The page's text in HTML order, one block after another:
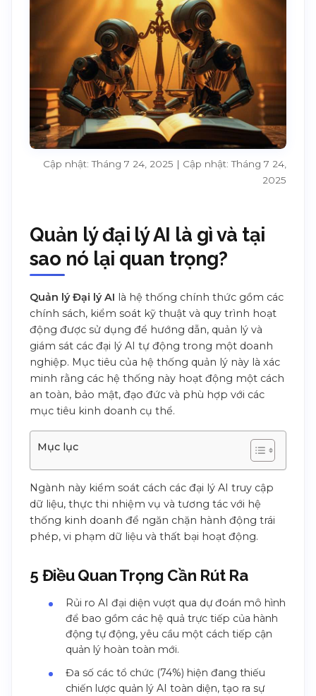
Cập nhật: Tháng 7 24, 2025 | Cập nhật: Tháng 7 24,
2025
Quản lý đại lý AI là gì và tại
sao nó lại quan trọng?
Quản lý Đại lý AI là hệ thống chính thức gồm các
chính sách, kiểm soát kỹ thuật và quy trình hoạt
động được sử dụng để hướng dẫn, quản lý và
giám sát các đại lý AI tự động trong một doanh
nghiệp. Mục tiêu của hệ thống quản lý này là xác
minh rằng các hệ thống này hoạt động một cách
an toàn, bảo mật, đạo đức và phù hợp với các
mục tiêu kinh doanh cụ thể.
Mục lục
Ngành này kiểm soát cách các đại lý AI truy cập
dữ liệu, thực thi nhiệm vụ và tương tác với hệ
thống kinh doanh để ngăn chặn hành động trái
phép, vi phạm dữ liệu và thất bại hoạt động.
5 Điều Quan Trọng Cần Rút Ra
Rủi ro AI đại diện vượt qua dự đoán mô hình
để bao gồm các hệ quả trực tiếp của hành
động tự động, yêu cầu một cách tiếp cận
quản lý hoàn toàn mới.
Đa số các tổ chức (74%) hiện đang thiếu
chiến lược quản lý AI toàn diện, tạo ra sự